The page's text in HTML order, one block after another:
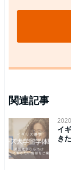
関連記事
イ
き